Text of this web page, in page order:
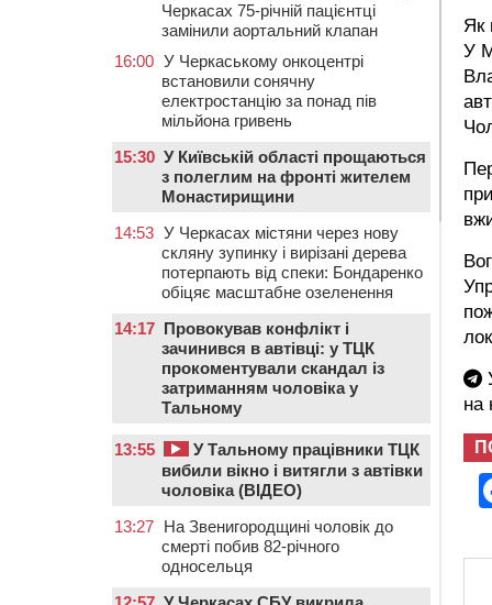
Як
У
на
Черкасах 75-річній пацієнтці
замінили аортальний клапан
16:00 У Черкаському онкоцентрі
встановили сонячну
електростанцію за понад пів
мільйона гривень
15:30 У Київській області прощаються
з полеглим на фронті жителем
Монастирищини
14:53 У Черкасах містяни через нову
скляну зупинку і вирізані дерева
потерпають від спеки: Бондаренко
обіцяє масштабне озеленення
14:17 Провокував конфлікт і
зачинився в автівці: у ТЦК
прокоментували скандал із
затриманням чоловіка у
Тальному
13:55
У Тальному працівники ТЦК
вибили вікно і витягли з автівки
чоловіка (ВІДЕО)
13:27 На Звенигородщині чоловік до
смерті побив 82-річного
односельця